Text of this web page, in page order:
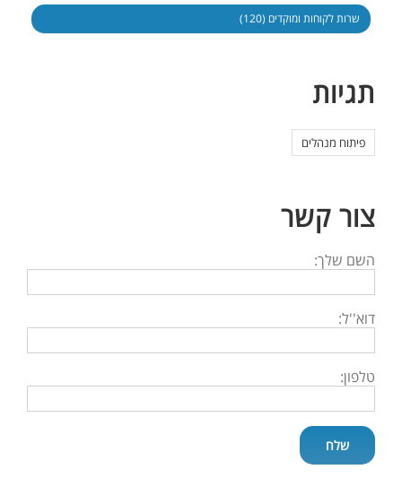
שרות לקוחות ומוקדים (120)
תגיות
פיתוח מנהלים
צור קשר
השם שלך:
דוא''ל:
טלפון: